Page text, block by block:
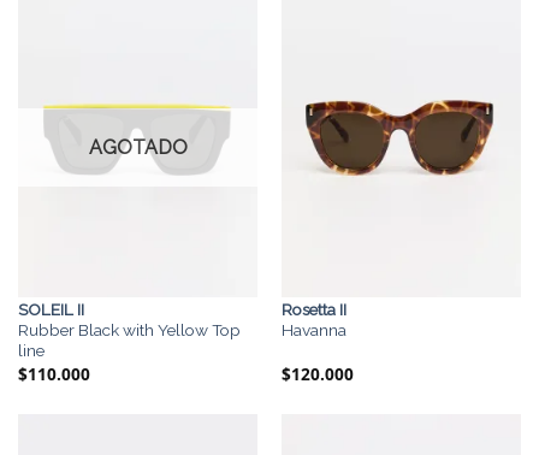
AGOTADO
SOLEIL II
Rubber Black with Yellow Top
line
$110.000
Rosetta II
Havanna
$120.000